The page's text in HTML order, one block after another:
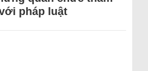
pháp luật